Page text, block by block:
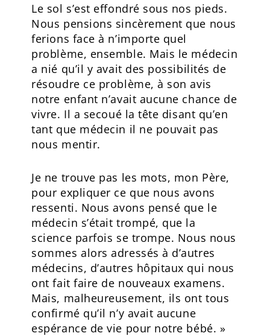
Le sol s’est effondré sous nos pieds.
Nous pensions sincèrement que nous
ferions face à n’importe quel
problème, ensemble. Mais le médecin
a nié qu’il y avait des possibilités de
résoudre ce problème, à son avis
notre enfant n’avait aucune chance de
vivre. Il a secoué la tête disant qu’en
tant que médecin il ne pouvait pas
nous mentir.
Je ne trouve pas les mots, mon Père,
pour expliquer ce que nous avons
ressenti. Nous avons pensé que le
médecin s’était trompé, que la
science parfois se trompe. Nous nous
sommes alors adressés à d’autres
médecins, d’autres hôpitaux qui nous
ont fait faire de nouveaux examens.
Mais, malheureusement, ils ont tous
confirmé qu’il n’y avait aucune
espérance de vie pour notre bébé. »